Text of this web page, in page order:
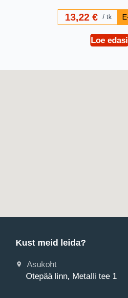
13,22 € tk
Loe edasi
Kust meid leida?
Asukoht
Otepää linn, Metalli tee 1